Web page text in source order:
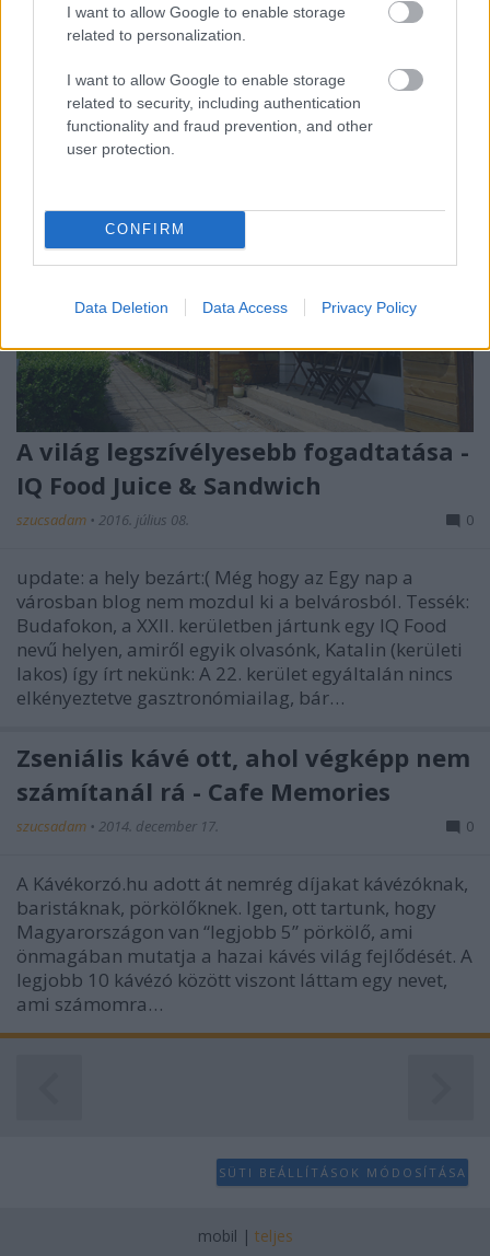
I want to allow Google to enable storage
related to personalization.
I want to allow Google to enable storage
related to security, including authentication
functionality and fraud prevention, and other
user protection.
CONFIRM
Data Deletion Data Access Privacy Policy
városban, de egy olyan helyen, ahol azelőtt csak a
BKV sofőrök ittak 100 forintos feketét, amit egy
A világ legszívélyesebb fogadtatása -
IQ Food Juice & Sandwich
szucsadam • 2016. július 08. 0
update: a hely bezárt:( Még hogy az Egy nap a
városban blog nem mozdul ki a belvárosból. Tessék:
Budafokon, a XXII. kerületben jártunk egy IQ Food
nevű helyen, amiről egyik olvasónk, Katalin (kerületi
lakos) így írt nekünk: A 22. kerület egyáltalán nincs
elkényeztetve gasztronómiailag, bár…
Zseniális kávé ott, ahol végképp nem
számítanál rá - Cafe Memories
szucsadam • 2014. december 17. 0
A Kávékorzó.hu adott át nemrég díjakat kávézóknak,
baristáknak, pörkölőknek. Igen, ott tartunk, hogy
Magyarországon van “legjobb 5” pörkölő, ami
önmagában mutatja a hazai kávés világ fejlődését. A
legjobb 10 kávézó között viszont láttam egy nevet,
ami számomra…
SÜTI BEÁLLÍTÁSOK MÓDOSÍTÁSA
mobil | teljes